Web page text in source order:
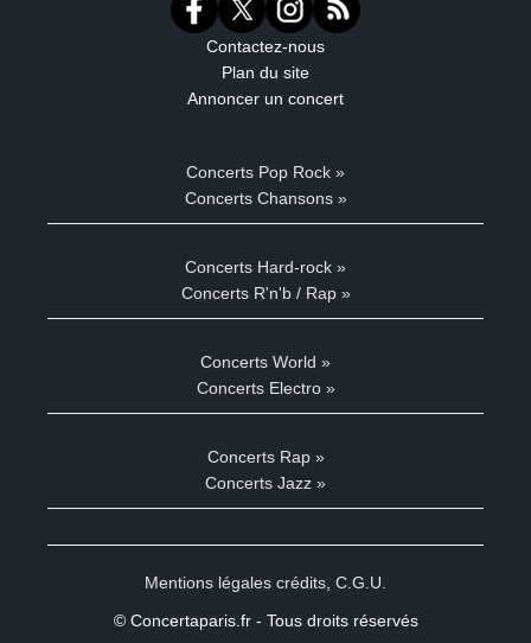
Contactez-nous
Plan du site
Annoncer un concert
Concerts Pop Rock »
Concerts Chansons »
Concerts Hard-rock »
Concerts R'n'b / Rap »
Concerts World »
Concerts Electro »
Concerts Rap »
Concerts Jazz »
Mentions légales crédits C.G.U.
© Concertaparis.fr - Tous droits réservés